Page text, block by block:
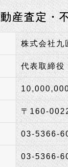
産査定・
株式会社九
代表取締
〒160-
03-5366-
03-5366-